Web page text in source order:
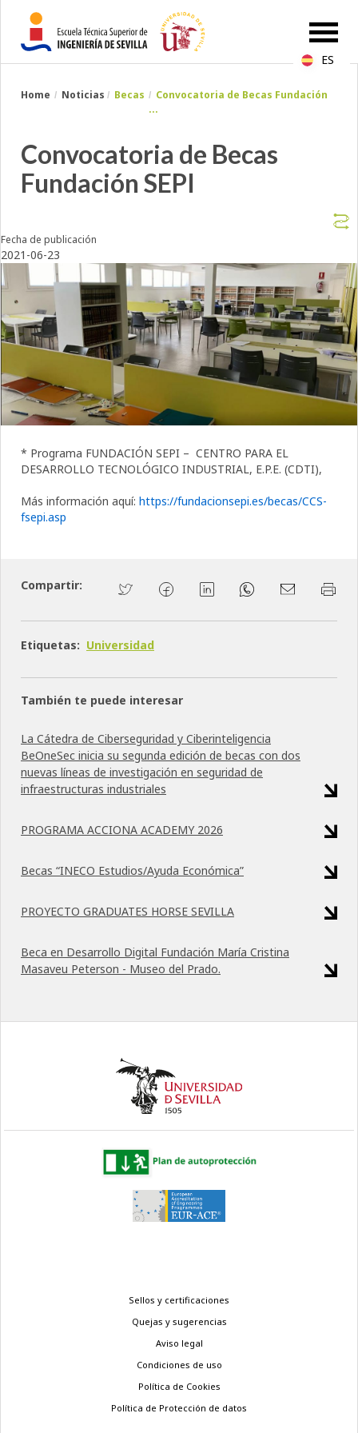
Breadcrumbs
You
Home Noticias Becas
Convocatoria de Becas Fundación
...
Convocatoria de Becas
Fundación SEPI
Fecha de publicación
2021-06-23
* Programa FUNDACIÓN SEPI – CENTRO PARA EL
DESARROLLO TECNOLÓGICO INDUSTRIAL, E.P.E. (CDTI),
Más información aquí: https://fundacionsepi.es/becas/CCS-
fsepi.asp
Compartir:
Etiquetas: Universidad
También te puede interesar
La Cátedra de Ciberseguridad y Ciberinteligencia
BeOneSec inicia su segunda edición de becas con dos
nuevas líneas de investigación en seguridad de
infraestructuras industriales
PROGRAMA ACCIONA ACADEMY 2026
Becas “INECO Estudios/Ayuda Económica”
PROYECTO GRADUATES HORSE SEVILLA
Beca en Desarrollo Digital Fundación María Cristina
Masaveu Peterson - Museo del Prado.
Sellos y certificaciones
Quejas y sugerencias
Aviso legal
Condiciones de uso
Política de Cookies
Política de Protección de datos
ES